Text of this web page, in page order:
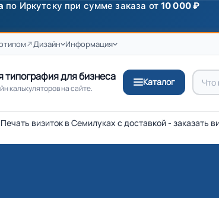
заказ от 3000 ₽ по промокоду ПРИВЕТ
Дизайн Информация
типография для бизнеса
калькуляторов на сайте.
Каталог
Печать визиток в Семилуках с доставкой - заказать